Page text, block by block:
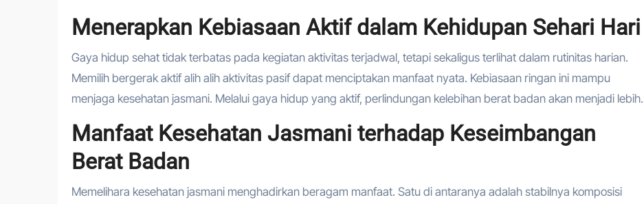
Menerapkan Kebiasaan Aktif dalam Kehidupan Sehari Hari
Gaya hidup sehat tidak terbatas pada kegiatan aktivitas terjadwal, tetapi sekaligus terlihat dalam rutinitas harian.
Memilih bergerak aktif alih alih aktivitas pasif dapat menciptakan manfaat nyata. Kebiasaan ringan ini mampu
menjaga kesehatan jasmani. Melalui gaya hidup yang aktif, perlindungan kelebihan berat badan akan menjadi lebih.
Manfaat Kesehatan Jasmani terhadap Keseimbangan
Berat Badan
Memelihara kesehatan jasmani menghadirkan beragam manfaat. Satu di antaranya adalah stabilnya komposisi